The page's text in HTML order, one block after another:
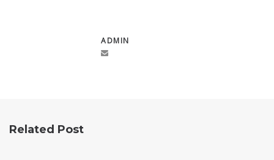
ADMIN
Related Post